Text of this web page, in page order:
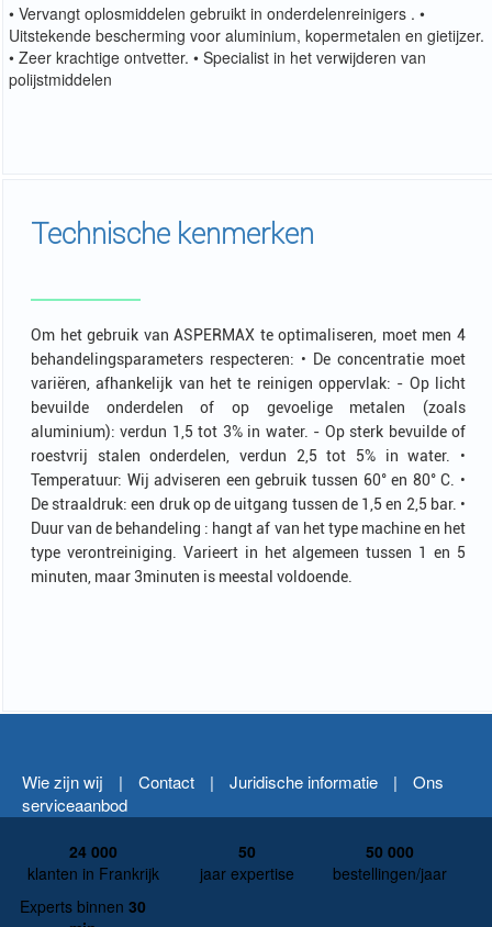
• Vervangt oplosmiddelen gebruikt in onderdelenreinigers . •
Uitstekende bescherming voor aluminium, kopermetalen en gietijzer.
• Zeer krachtige ontvetter. • Specialist in het verwijderen van
polijstmiddelen
Technische kenmerken
Om het gebruik van ASPERMAX te optimaliseren, moet men 4
behandelingsparameters respecteren: • De concentratie moet
variëren, afhankelijk van het te reinigen oppervlak: - Op licht
bevuilde onderdelen of op gevoelige metalen (zoals
aluminium): verdun 1,5 tot 3% in water. - Op sterk bevuilde of
roestvrij stalen onderdelen, verdun 2,5 tot 5% in water. •
Temperatuur: Wij adviseren een gebruik tussen 60° en 80° C. •
De straaldruk: een druk op de uitgang tussen de 1,5 en 2,5 bar. •
Duur van de behandeling : hangt af van het type machine en het
type verontreiniging. Varieert in het algemeen tussen 1 en 5
minuten, maar 3minuten is meestal voldoende.
Wie zijn wij | Contact | Juridische informatie |
Ons
serviceaanbod
24 000
klanten in Frankrijk
50
jaar expertise
50 000
bestellingen/jaar
Experts binnen 30